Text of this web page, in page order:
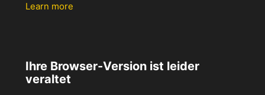
Learn more
Ihre Browser-Version ist leider
veraltet